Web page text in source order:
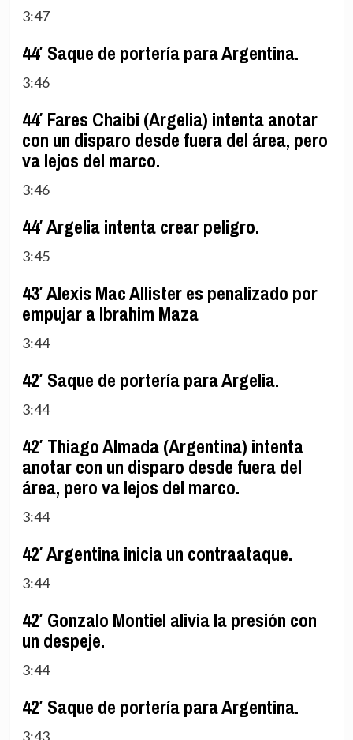
3:47
44′ Saque de portería para Argentina.
3:46
44′ Fares Chaibi (Argelia) intenta anotar
con un disparo desde fuera del área, pero
va lejos del marco.
3:46
44′ Argelia intenta crear peligro.
3:45
43′ Alexis Mac Allister es penalizado por
empujar a Ibrahim Maza
3:44
42′ Saque de portería para Argelia.
3:44
42′ Thiago Almada (Argentina) intenta
anotar con un disparo desde fuera del
área, pero va lejos del marco.
3:44
42′ Argentina inicia un contraataque.
3:44
42′ Gonzalo Montiel alivia la presión con
un despeje.
3:44
42′ Saque de portería para Argentina.
3:43